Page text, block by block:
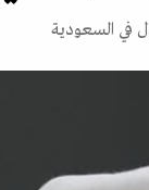
في السعودية